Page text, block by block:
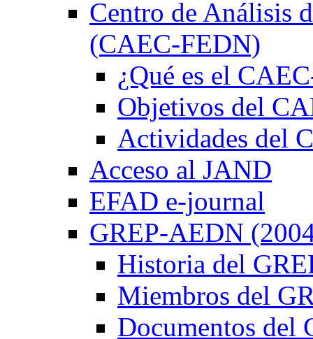
Centro de Análisis
(CAEC-FEDN)
¿Qué es el
Objetivos del
Actividades del
Acceso al JAND
EFAD e-journal
GREP-AEDN
Historia del
Miembros del
Documentos del